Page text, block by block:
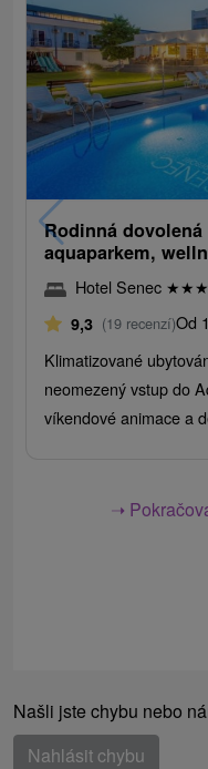
Rodinná
aquaparkem,
Hotel Senec ★★★
9,3 (19 recenzí)Od
Klimatizované
neomezený vstup do
víkendové animace a
➝
Našli jste chybu nebo
Nahlásit chybu